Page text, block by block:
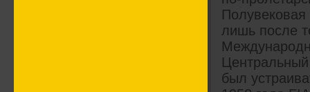
Полувековая
лишь после
был